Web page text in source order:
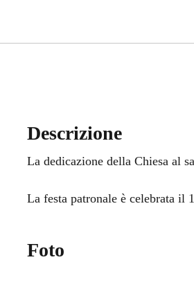
Descrizione
La dedicazione della Chiesa al
La festa patronale è celebrata il
Foto